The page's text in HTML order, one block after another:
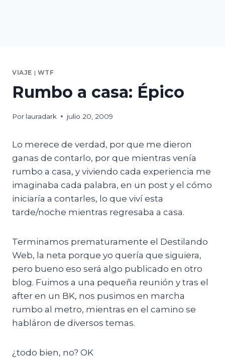
VIAJE | WTF
Rumbo a casa: Épico
Por lauradark julio 20, 2009
Lo merece de verdad, por que me dieron
ganas de contarlo, por que mientras venía
rumbo a casa, y viviendo cada experiencia me
imaginaba cada palabra, en un post y el cómo
iniciaría a contarles, lo que viví esta
tarde/noche mientras regresaba a casa.
Terminamos prematuramente el Destilando
Web, la neta porque yo quería que siguiera,
pero bueno eso será algo publicado en otro
blog. Fuimos a una pequeña reunión y tras el
after en un BK, nos pusimos en marcha
rumbo al metro, mientras en el camino se
habláron de diversos temas.
¿todo bien, no? OK